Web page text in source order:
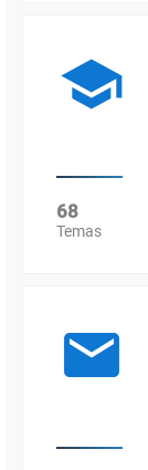
68
Temas